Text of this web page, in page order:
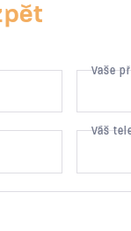
Vaše
Váš